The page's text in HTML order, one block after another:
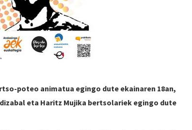
poteo animatua egingo dute ekainaren 18an,
eta Haritz Mujika bertsolariek egingo dute